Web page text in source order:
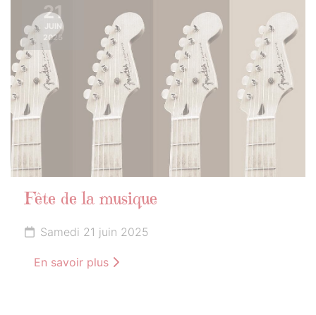
21
JUIN
2025
Fête de la musique
Samedi 21 juin 2025
En savoir plus